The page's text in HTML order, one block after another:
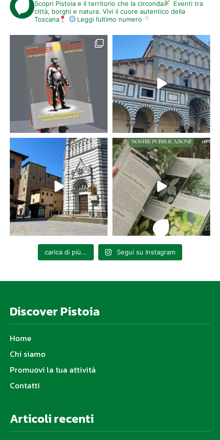
Scopri Pistoia e il territorio che la circonda
Eventi tra
città, borghi e natura. Vivi il cuore autentico della
Toscana
Leggi l’ultimo numero
carica di più... Segui su Instagram
Discover Pistoia
Home
Chi siamo
Promuovi la tua attività
Contatti
Articoli recenti